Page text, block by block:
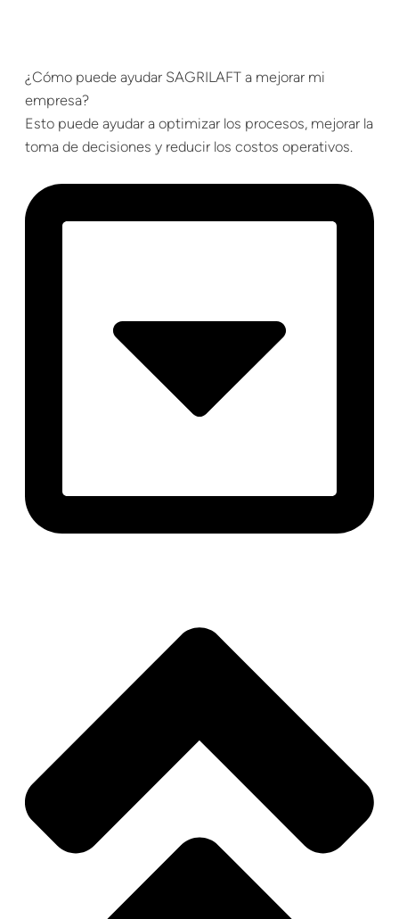
¿Cómo puede ayudar SAGRILAFT a mejorar mi
empresa?
Esto puede ayudar a optimizar los procesos, mejorar la
toma de decisiones y reducir los costos operativos.